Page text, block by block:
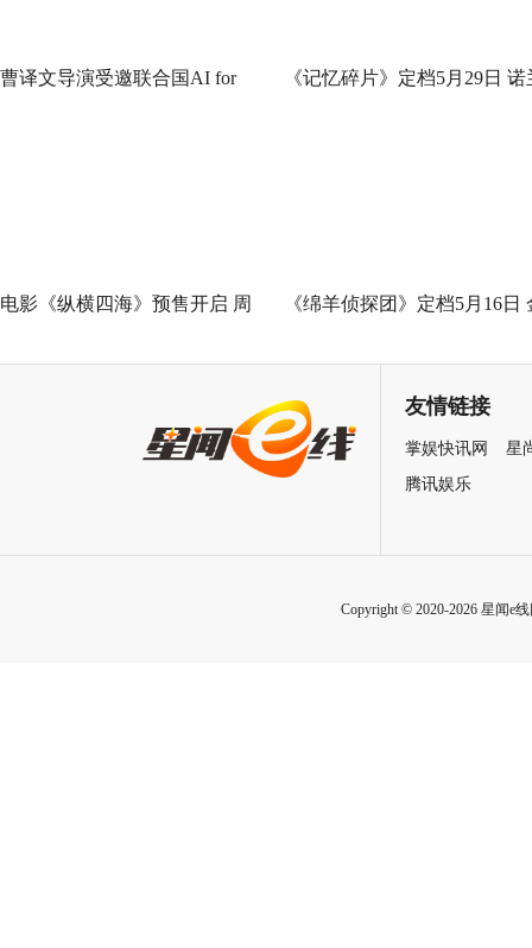
曹译文导演受邀联合国AI for 《记忆碎片》定档5月29日 诺
电影《纵横四海》预售开启 周 《绵羊侦探团》定档5月16日
友情链接
掌娱快讯网
星
腾讯娱乐
Copyright © 2020-2026 星闻e